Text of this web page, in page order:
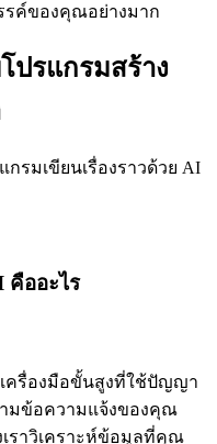
รค์ของคุณอย่างมาก
ปรแกรมสร้าง
รมเขียนเรื่องราวด้วย AI
คืออะไร
เครื่องมือขั้นสูงที่ใช้ปัญญา
ามข้อความแจ้งของคุณ
เราวิเคราะห์ข้อมูลที่คุณ